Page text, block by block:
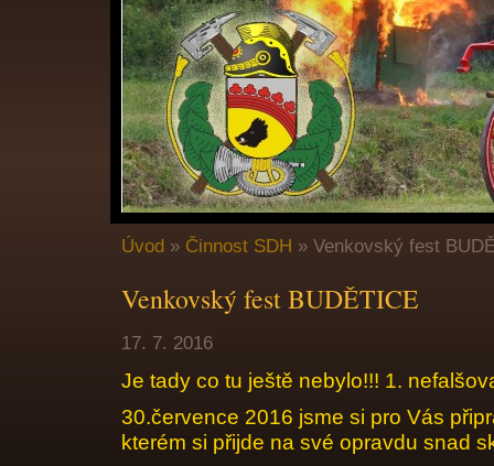
Úvod » Činnost SDH » Venkovský fest
Venkovský fest BUDĚTICE
17. 7. 2016
Je tady co tu ještě nebylo!!! 1.
30.července 2016 jsme si pro Vás
kterém si přijde na své opravdu snad